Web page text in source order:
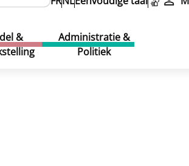
&
Administratie &
Politiek